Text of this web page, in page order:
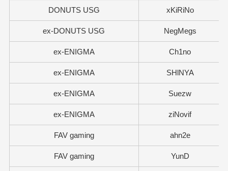
DONUTS USG xKiRiNo
ex-DONUTS USG NegMegs
ex-ENIGMA Ch1no
ex-ENIGMA SHlNYA
ex-ENIGMA Suezw
ex-ENIGMA ziNovif
FAV gaming ahn2e
FAV gaming YunD